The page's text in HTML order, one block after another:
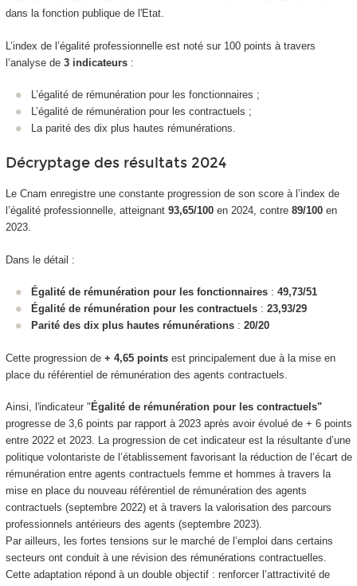
dans la fonction publique de l'Etat.
L’index de l’égalité professionnelle est noté sur 100 points à travers
l’analyse de 3 indicateurs:
L’égalité de rémunération pour les fonctionnaires ;
L’égalité de rémunération pour les contractuels ;
La parité des dix plus hautes rémunérations.
Décryptage des résultats 2024
Le Cnam enregistre une constante progression de son score à l’index de
l’égalité professionnelle, atteignant 93,65/100en 2024, contre 89/100en
2023.
Dans le détail :
Égalité de rémunération pour les fonctionnaires : 49,73/51
Égalité de rémunération pour les contractuels : 23,93/29
Parité des dix plus hautes rémunérations : 20/20
Cette progression de + 4,65 pointsest principalement due à la mise en
place du référentiel de rémunération des agents contractuels.
Ainsi, l'indicateur " Égalité de rémunération pour les contractuels"
progresse de 3,6 points par rapport à 2023 après avoir évolué de + 6 points
entre 2022 et 2023. La progression de cet indicateur est la résultante d’une
politique volontariste de l’établissement favorisant la réduction de l’écart de
rémunération entre agents contractuels femme et hommes à travers la
mise en place du nouveau référentiel de rémunération des agents
contractuels (septembre 2022) et à travers la valorisation des parcours
professionnels antérieurs des agents (septembre 2023).
Par ailleurs, les fortes tensions sur le marché de l’emploi dans certains
secteurs ont conduit à une révision des rémunérations contractuelles.
Cette adaptation répond à un double objectif : renforcer l’attractivité de